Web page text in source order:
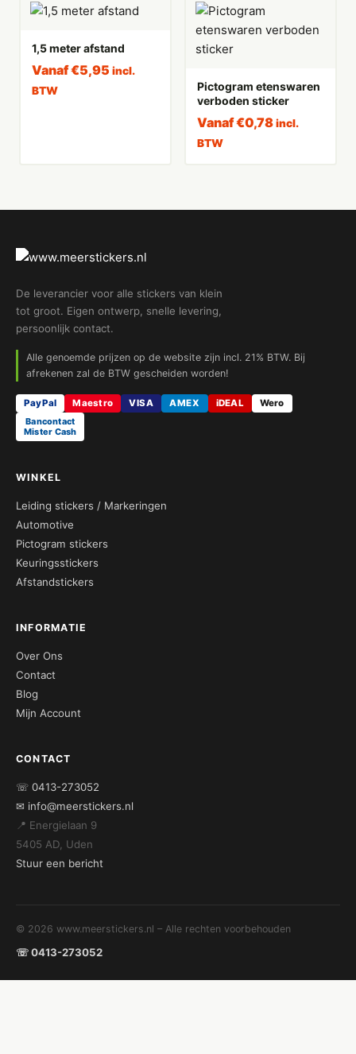
1,5 meter afstand
Vanaf€5,95 incl.
BTW
Pictogram etenswaren
verboden sticker
Vanaf€0,78 incl.
BTW
De leverancier voor alle stickers van klein
tot groot. Eigen ontwerp, snelle levering,
persoonlijk contact.
Alle genoemde prijzen op de website zijn incl. 21% BTW. Bij
afrekenen zal de BTW gescheiden worden!
PayPal Maestro VISA AMEX iDEAL
Wero
Bancontact
Mister Cash
WINKEL
Leiding stickers / Markeringen
Automotive
Pictogram stickers
Keuringsstickers
Afstandstickers
INFORMATIE
Over Ons
Contact
Blog
Mijn Account
CONTACT
☏ 0413-273052
✉ info@meerstickers.nl
📍 Energielaan 9
5405 AD, Uden
Stuur een bericht
© 2026 www.meerstickers.nl – Alle rechten voorbehouden
☏ 0413-273052